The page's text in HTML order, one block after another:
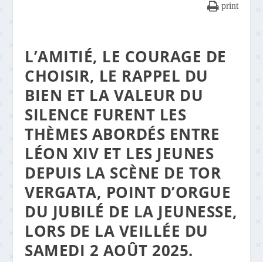
print
L’AMITIÉ, LE COURAGE DE
CHOISIR, LE RAPPEL DU
BIEN ET LA VALEUR DU
SILENCE FURENT LES
THÈMES ABORDÉS ENTRE
LÉON XIV ET LES JEUNES
DEPUIS LA SCÈNE DE TOR
VERGATA, POINT D’ORGUE
DU JUBILÉ DE LA JEUNESSE,
LORS DE LA VEILLÉE DU
SAMEDI 2 AOÛT 2025.